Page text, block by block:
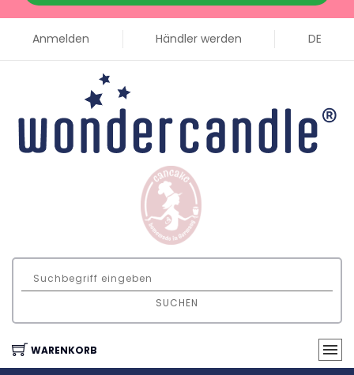
Anmelden Händler werden DE
SUCHEN
WARENKORB